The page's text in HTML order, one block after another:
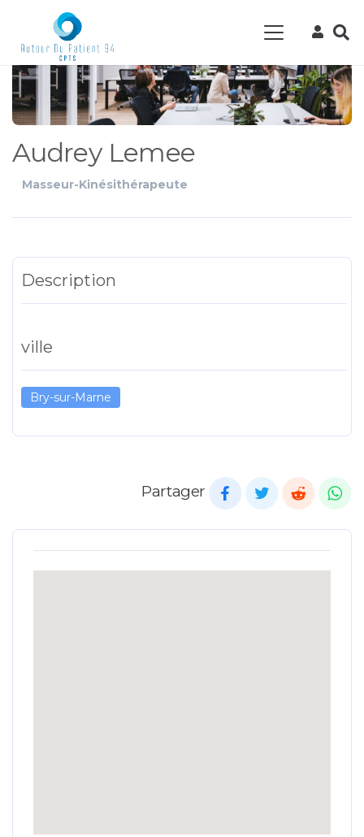
Audrey Lemee
Masseur-Kinésithérapeute
Description
ville
Bry-sur-Marne
Partager